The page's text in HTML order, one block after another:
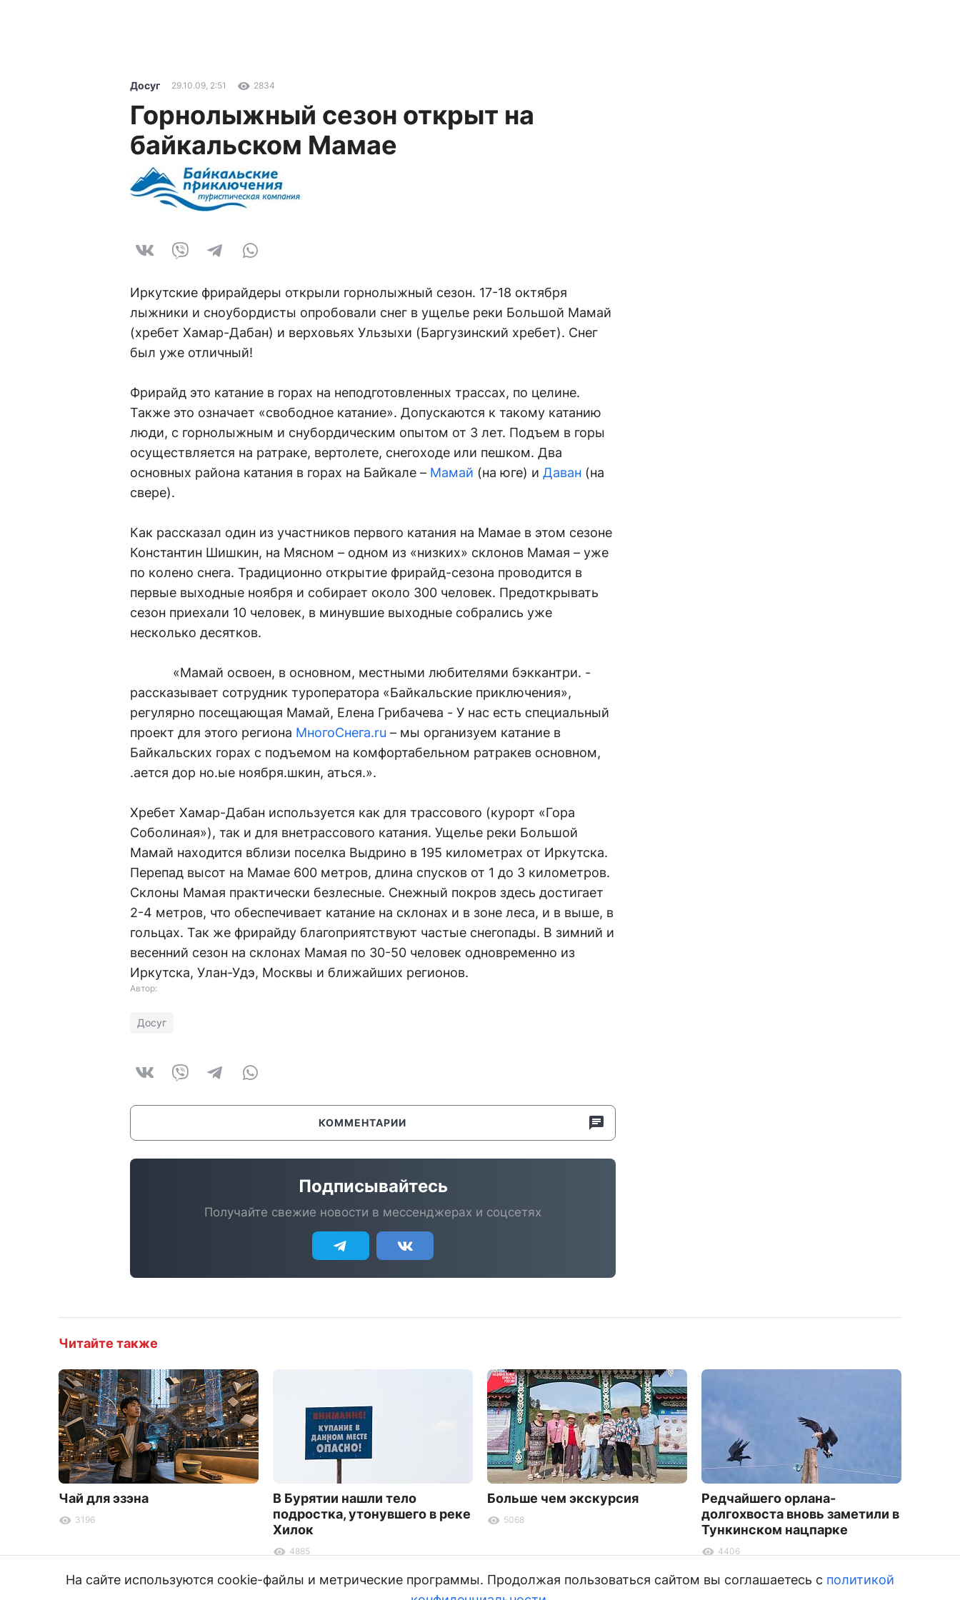
Досуг 29.10.09, 2:51 2834
Горнолыжный сезон открыт на
байкальском Мамае
Иркутские фрирайдеры открыли горнолыжный сезон. 17-18 октября
лыжники и сноубордисты опробовали снег в ущелье реки Большой Мамай
(хребет Хамар-Дабан) и верховьях Ульзыхи (Баргузинский хребет). Снег
был уже отличный!
Фрирайд это катание в горах на неподготовленных трассах, по целине.
Также это означает «свободное катание». Допускаются к такому катанию
люди, с горнолыжным и снубордическим опытом от 3 лет. Подъем в горы
осуществляется на ратраке, вертолете, снегоходе или пешком. Два
основных района катания в горах на Байкале – Мамай (на юге) и Даван (на
свере).
Как рассказал один из участников первого катания на Мамае в этом сезоне
Константин Шишкин, на Мясном – одном из «низких» склонов Мамая – уже
по колено снега. Традиционно открытие фрирайд-сезона проводится в
первые выходные ноября и собирает около 300 человек. Предоткрывать
сезон приехали 10 человек, в минувшие выходные собрались уже
несколько десятков.
«Мамай освоен, в основном, местными любителями бэккантри. -
рассказывает сотрудник туроператора «Байкальские приключения»,
регулярно посещающая Мамай, Елена Грибачева - У нас есть специальный
проект для этого региона МногоСнега.ru – мы организуем катание в
Байкальских горах с подъемом на комфортабельном ратракев основном,
.ается дор но.ые ноября.шкин, аться.».
Хребет Хамар-Дабан используется как для трассового (курорт «Гора
Соболиная»), так и для внетрассового катания. Ущелье реки Большой
Мамай находится вблизи поселка Выдрино в 195 километрах от Иркутска.
Перепад высот на Мамае 600 метров, длина спусков от 1 до 3 километров.
Склоны Мамая практически безлесные. Снежный покров здесь достигает
2-4 метров, что обеспечивает катание на склонах и в зоне леса, и в выше, в
гольцах. Так же фрирайду благоприятствуют частые снегопады. В зимний и
весенний сезон на склонах Мамая по 30-50 человек одновременно из
Иркутска, Улан-Удэ, Москвы и ближайших регионов.
Автор:
Досуг
КОММЕНТАРИИ
Подписывайтесь
Получайте свежие новости в мессенджерах и соцсетях
Читайте также
Чай для эзэна
3196
В Бурятии нашли тело
подростка, утонувшего в реке
Хилок
4885
Больше чем экскурсия
5068
Редчайшего орлана-
долгохвоста вновь заметили в
Тункинском нацпарке
4406
На сайте используются cookie-файлы и метрические программы. Продолжая пользоваться сайтом вы соглашаетесь с политикой